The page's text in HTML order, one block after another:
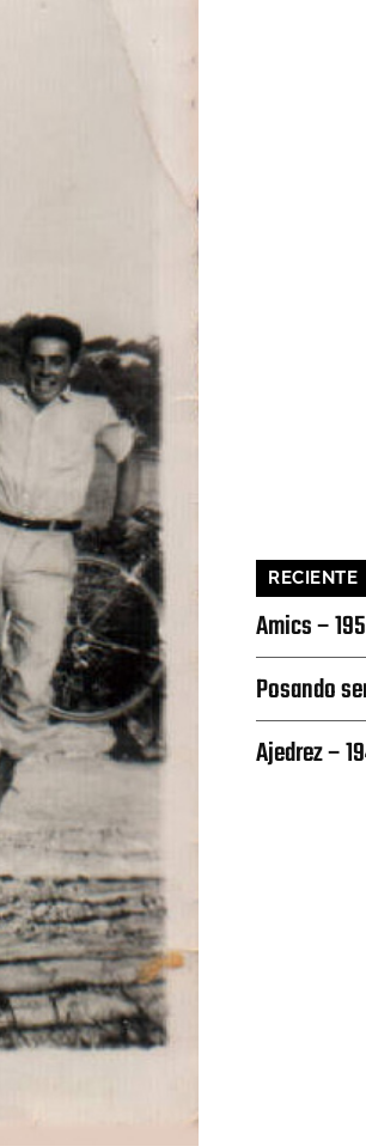
RECIENTE
Amics –
Posando
Ajedrez –